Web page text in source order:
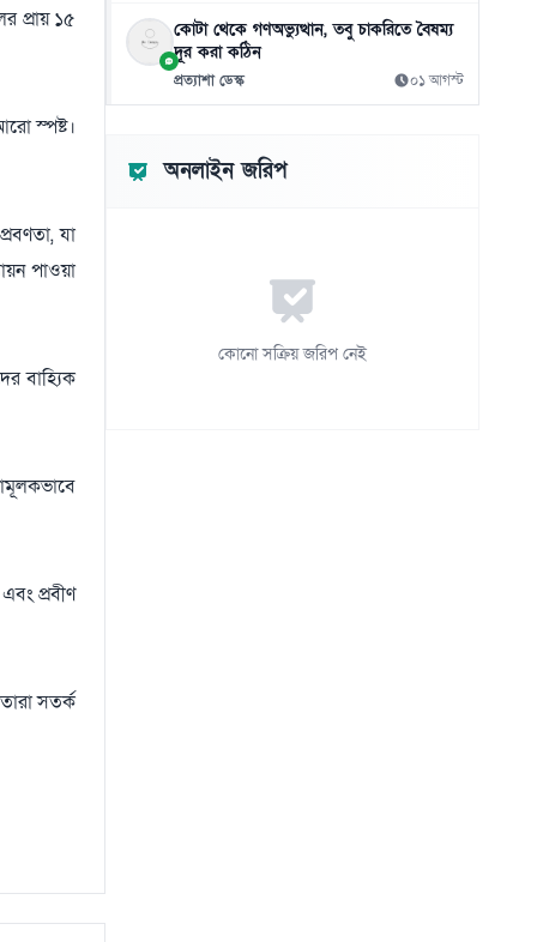
প্রায় ১৫
স্পষ্ট।
যা
পাওয়া
বাহ্যিক
প্রবীণ
সতর্ক
০৫ আগস্ট
দেশের পোলট্রি মাংসে অতিরিক্ত
অ্যান্টিমাইক্রোবিয়াল: গবেষণা
১৪
ঘোড়াঘাটে নারী শিক্ষার আলোকবর্তিকা রাণীগঞ্জ
উদ্যোগে ব্যাংকিং বুথ স্থাপন
কোটা থেকে গণঅভ্যুত্থান, তবু চাকরিতে বৈষম্য
দূর করা কঠিন
প্রত্যাশা ডেস্ক ০১ আগস্ট
অনলাইন জরিপ
কোনো সক্রিয় জরিপ নেই